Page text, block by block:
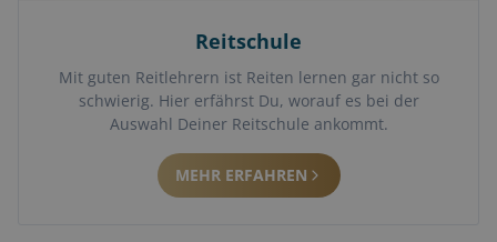
Reitschule
Mit guten Reitlehrern ist Reiten lernen gar nicht so
schwierig. Hier erfährst Du, worauf es bei der
Auswahl Deiner Reitschule ankommt.
MEHR ERFAHREN